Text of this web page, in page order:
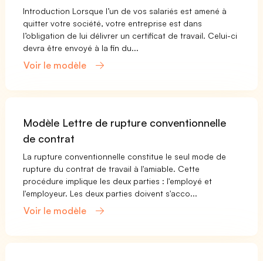
Introduction Lorsque l’un de vos salariés est amené à
quitter votre société, votre entreprise est dans
l’obligation de lui délivrer un certificat de travail. Celui-ci
devra être envoyé à la fin du...
Voir le modèle
Modèle Lettre de rupture conventionnelle
de contrat
La rupture conventionnelle constitue le seul mode de
rupture du contrat de travail à l'amiable. Cette
procédure implique les deux parties : l'employé et
l'employeur. Les deux parties doivent s'acco...
Voir le modèle